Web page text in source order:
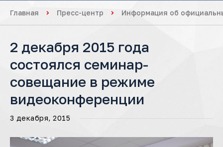
Главная Пресс-центр Информация об
2 декабря 2015 года
состоялся семинар-
совещание в режиме
видеоконференции
3 декабря, 2015